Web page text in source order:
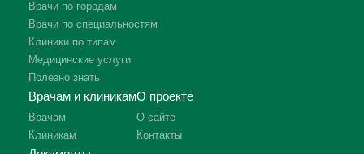
Врачи по городам
Врачи по специальностям
Клиники по типам
Медицинские услуги
Полезно знать
Врачам и клиникам
Врачам
Клиникам
О проекте
О сайте
Контакты